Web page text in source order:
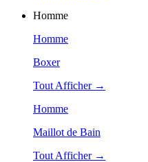
Homme
Homme
Boxer
Tout Afficher →
Homme
Maillot de Bain
Tout Afficher →